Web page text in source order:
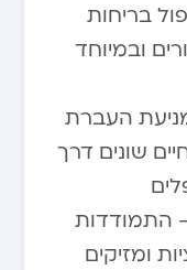
בריחות
ובמיוחד
העברת
שונים דרך
– התמודדות
ומזיקים